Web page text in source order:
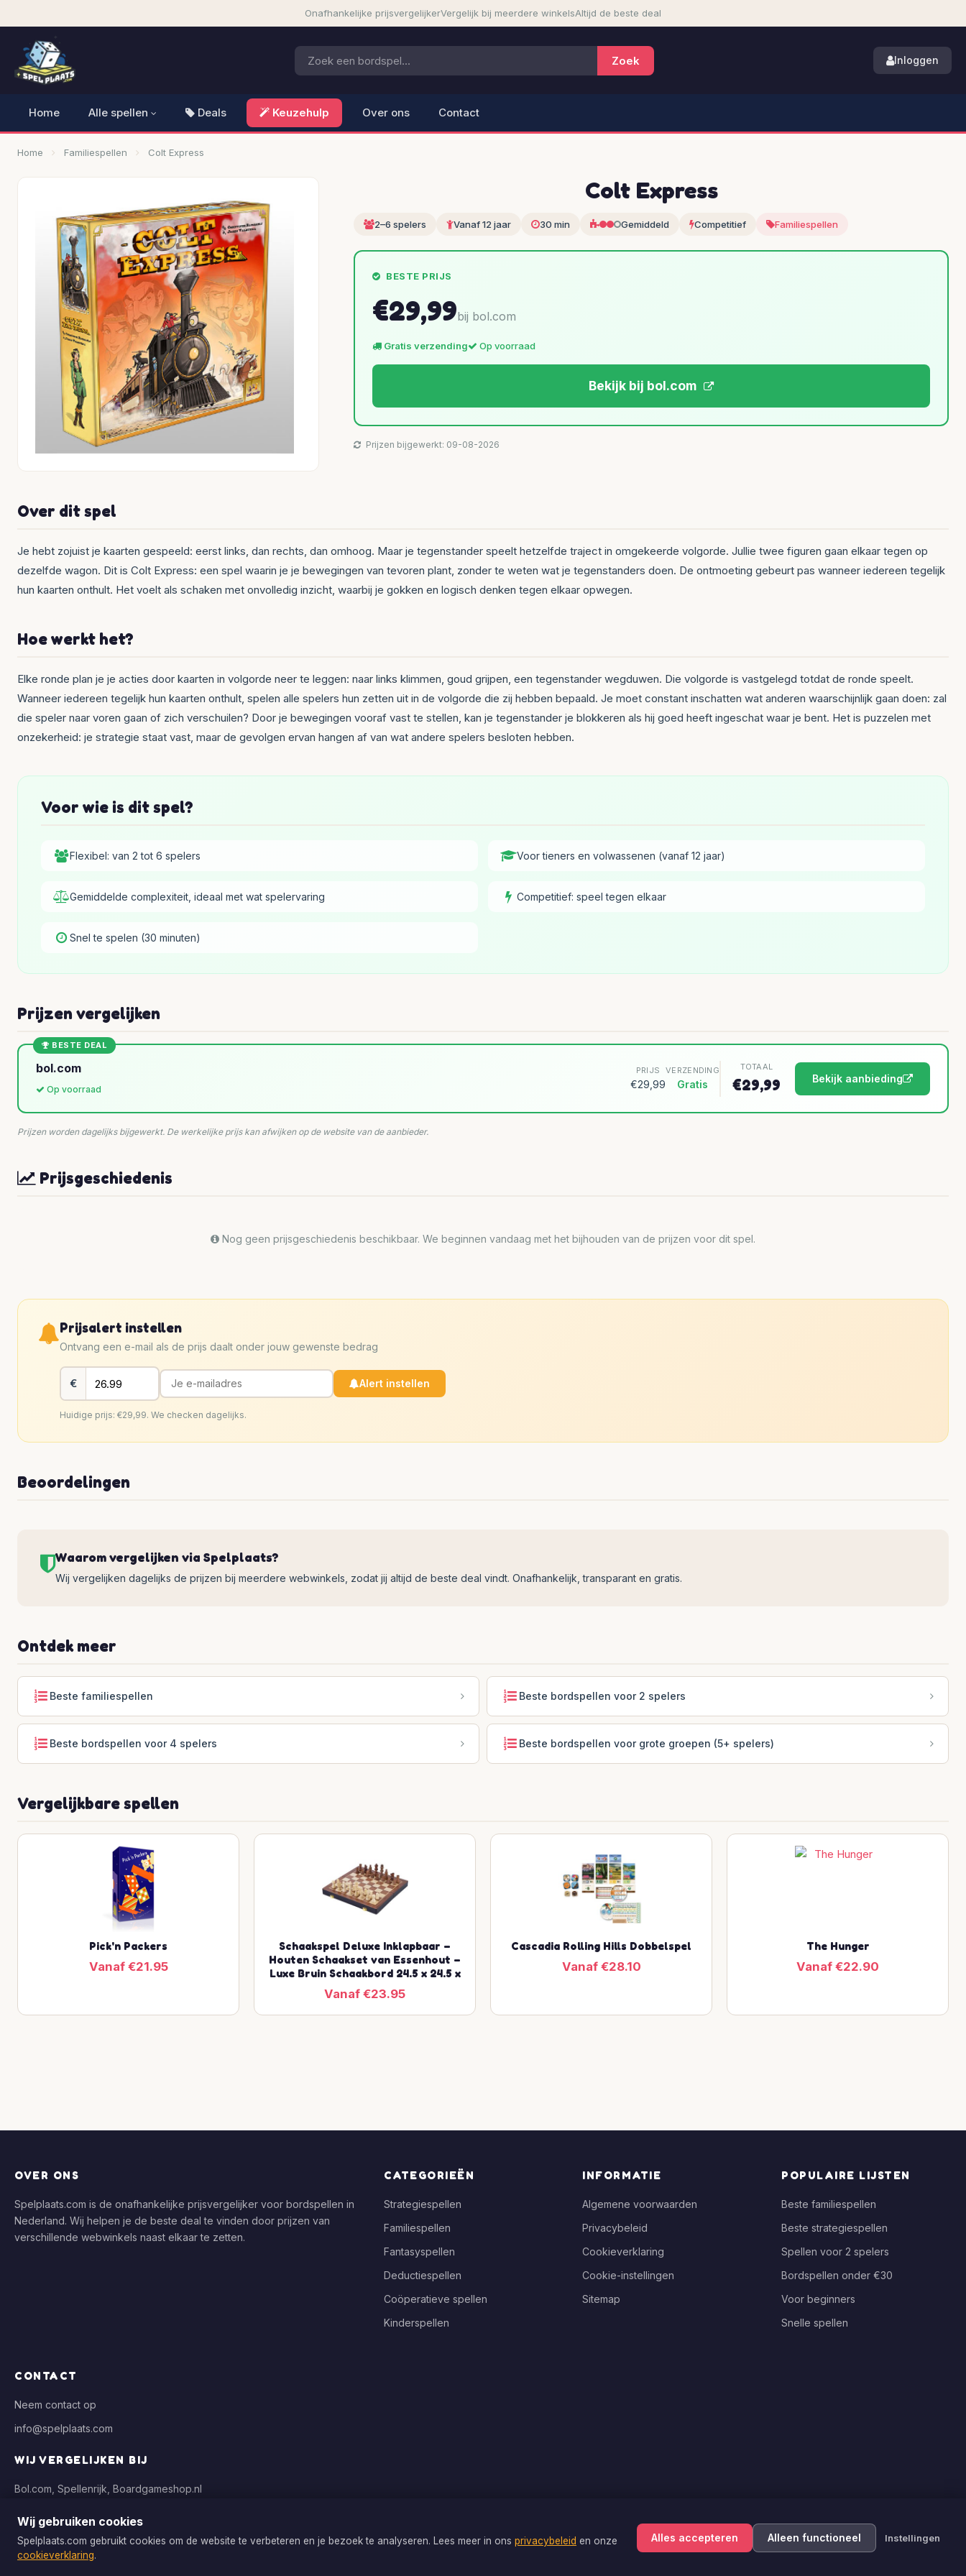
Onafhankelijke prijsvergelijkerVergelijk bij meerdere winkelsAltijd de beste deal
Inloggen
Home Alle spellen Deals Keuzehulp Over ons Contact
Home Familiespellen Colt Express
Colt Express
2–6 spelers Vanaf 12 jaar 30 min Gemiddeld Competitief Familiespellen
BESTE PRIJS
€29,99bij bol.com
Gratis verzending Op voorraad
Bekijk bij bol.com
Prijzen bijgewerkt: 09-08-2026
Over dit spel
Je hebt zojuist je kaarten gespeeld: eerst links, dan rechts, dan omhoog. Maar je tegenstander speelt hetzelfde traject in omgekeerde volgorde. Jullie twee figuren gaan elkaar tegen op
dezelfde wagon. Dit is Colt Express: een spel waarin je je bewegingen van tevoren plant, zonder te weten wat je tegenstanders doen. De ontmoeting gebeurt pas wanneer iedereen tegelijk
hun kaarten onthult. Het voelt als schaken met onvolledig inzicht, waarbij je gokken en logisch denken tegen elkaar opwegen.
Hoe werkt het?
Elke ronde plan je je acties door kaarten in volgorde neer te leggen: naar links klimmen, goud grijpen, een tegenstander wegduwen. Die volgorde is vastgelegd totdat de ronde speelt.
Wanneer iedereen tegelijk hun kaarten onthult, spelen alle spelers hun zetten uit in de volgorde die zij hebben bepaald. Je moet constant inschatten wat anderen waarschijnlijk gaan doen: zal
die speler naar voren gaan of zich verschuilen? Door je bewegingen vooraf vast te stellen, kan je tegenstander je blokkeren als hij goed heeft ingeschat waar je bent. Het is puzzelen met
onzekerheid: je strategie staat vast, maar de gevolgen ervan hangen af van wat andere spelers besloten hebben.
Voor wie is dit spel?
Flexibel: van 2 tot 6 spelers Voor tieners en volwassenen (vanaf 12 jaar)
Gemiddelde complexiteit, ideaal met wat spelervaring Competitief: speel tegen elkaar
Snel te spelen (30 minuten)
Prijzen vergelijken
BESTE DEAL
bol.com
Op voorraad
PRIJS
€29,99
VERZENDING
Gratis
TOTAAL
€29,99 Bekijk aanbieding
Prijzen worden dagelijks bijgewerkt. De werkelijke prijs kan afwijken op de website van de aanbieder.
Prijsgeschiedenis
Nog geen prijsgeschiedenis beschikbaar. We beginnen vandaag met het bijhouden van de prijzen voor dit spel.
Prijsalert instellen
Ontvang een e-mail als de prijs daalt onder jouw gewenste bedrag
€ Alert instellen
Huidige prijs: €29,99. We checken dagelijks.
Beoordelingen
Waarom vergelijken via Spelplaats?
Wij vergelijken dagelijks de prijzen bij meerdere webwinkels, zodat jij altijd de beste deal vindt. Onafhankelijk, transparant en gratis.
Ontdek meer
Beste familiespellen Beste bordspellen voor 2 spelers
Beste bordspellen voor 4 spelers Beste bordspellen voor grote groepen (5+ spelers)
Vergelijkbare spellen
Pick'n Packers
Vanaf €21.95
Schaakspel Deluxe Inklapbaar –
Houten Schaakset van Essenhout –
Luxe Bruin Schaakbord 24.5 x 24.5 x
Vanaf €23.95
Cascadia Rolling Hills Dobbelspel
Vanaf €28.10
The Hunger
Vanaf €22.90
OVER ONS
Spelplaats.com is de onafhankelijke prijsvergelijker voor bordspellen in
Nederland. Wij helpen je de beste deal te vinden door prijzen van
verschillende webwinkels naast elkaar te zetten.
CATEGORIEËN
Strategiespellen
Familiespellen
Fantasyspellen
Deductiespellen
Coöperatieve spellen
Kinderspellen
INFORMATIE
Algemene voorwaarden
Privacybeleid
Cookieverklaring
Cookie-instellingen
Sitemap
POPULAIRE LIJSTEN
Beste familiespellen
Beste strategiespellen
Spellen voor 2 spelers
Bordspellen onder €30
Voor beginners
Snelle spellen
CONTACT
Neem contact op
info@spelplaats.com
WIJ VERGELIJKEN BIJ
Bol.com, Spellenrijk, Boardgameshop.nl
Copyright © 2026 Spelplaats.com. Alle rechten voorbehouden.
Wij gebruiken cookies
Spelplaats.com gebruikt cookies om de website te verbeteren en je bezoek te analyseren. Lees meer in ons privacybeleid en onze
cookieverklaring.
Alles accepteren Alleen functioneel Instellingen